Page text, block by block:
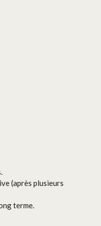
(après plusieurs
terme.